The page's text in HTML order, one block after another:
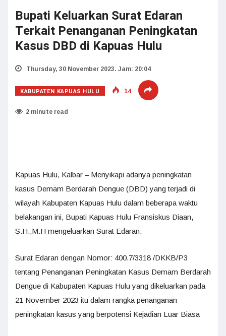
Bupati Keluarkan Surat Edaran
Terkait Penanganan Peningkatan
Kasus DBD di Kapuas Hulu
Thursday, 30 November 2023. Jam: 20:04
KABUPATEN KAPUAS HULU 14
2 minute read
Kapuas Hulu, Kalbar – Menyikapi adanya peningkatan
kasus Demam Berdarah Dengue (DBD) yang terjadi di
wilayah Kabupaten Kapuas Hulu dalam beberapa waktu
belakangan ini, Bupati Kapuas Hulu Fransiskus Diaan,
S.H.,M.H mengeluarkan Surat Edaran.
Surat Edaran dengan Nomor: 400.7/3318 /DKKB/P3
tentang Penanganan Peningkatan Kasus Demam Berdarah
Dengue di Kabupaten Kapuas Hulu yang dikeluarkan pada
21 November 2023 itu dalam rangka penanganan
peningkatan kasus yang berpotensi Kejadian Luar Biasa